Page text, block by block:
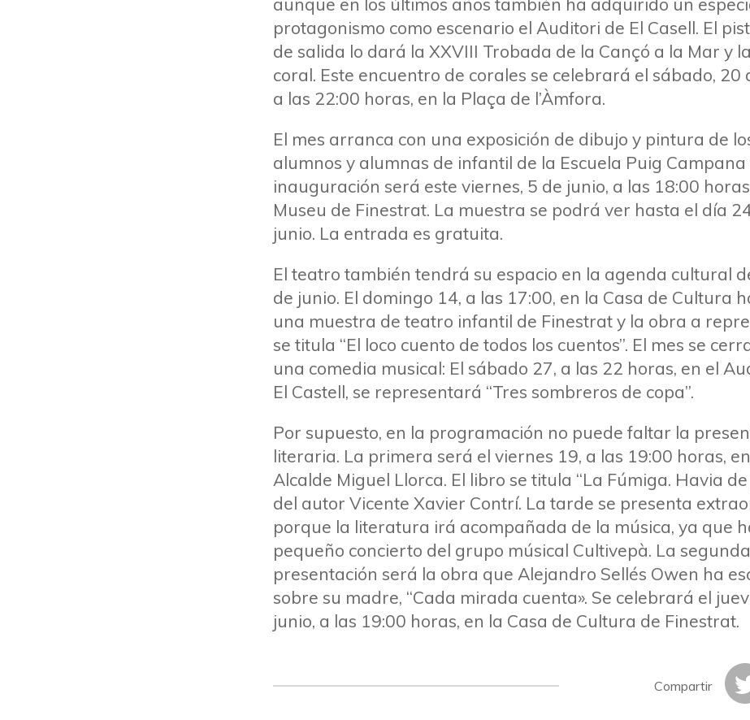
protagonismo como escenario el Auditori de El Casell. El
de salida lo dará la XXVIII Trobada de la Cançó a la Mar y
coral. Este encuentro de corales se celebrará el sábado, 20
a las 22:00 horas, en la Plaça de l’Àmfora.
El mes arranca con una exposición de dibujo y pintura de
alumnos y alumnas de infantil de la Escuela Puig Campana
inauguración será este viernes, 5 de junio, a las 18:00
Museu de Finestrat. La muestra se podrá ver hasta el día
junio. La entrada es gratuita.
El teatro también tendrá su espacio en la agenda cultural
de junio. El domingo 14, a las 17:00, en la Casa de Cultura
una muestra de teatro infantil de Finestrat y la obra a
se titula “El loco cuento de todos los cuentos”. El mes se
una comedia musical: El sábado 27, a las 22 horas, en el
El Castell, se representará “Tres sombreros de copa”.
Por supuesto, en la programación no puede faltar la
literaria. La primera será el viernes 19, a las 19:00 horas,
Alcalde Miguel Llorca. El libro se titula “La Fúmiga. Havia
del autor Vicente Xavier Contrí. La tarde se presenta
porque la literatura irá acompañada de la música, ya que
pequeño concierto del grupo músical Cultivepà. La segunda
presentación será la obra que Alejandro Sellés Owen ha
sobre su madre, “Cada mirada cuenta». Se celebrará el
junio, a las 19:00 horas, en la Casa de Cultura de Finestrat.
Compartir